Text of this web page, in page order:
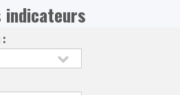
indicateurs
: